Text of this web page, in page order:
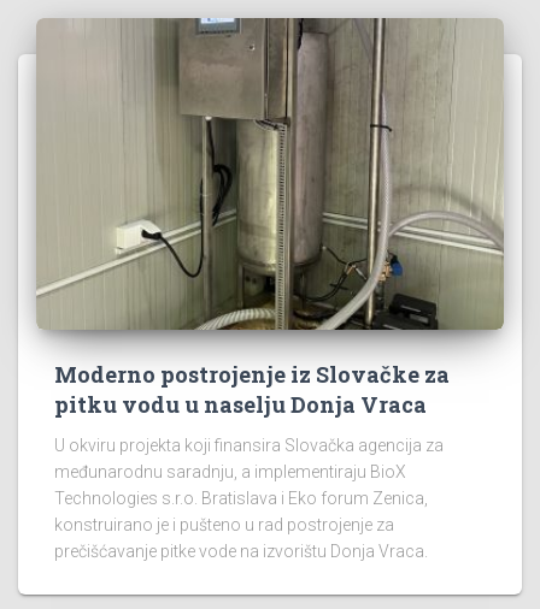
Moderno postrojenje iz Slovačke za
pitku vodu u naselju Donja Vraca
U okviru projekta koji finansira Slovačka agencija za
međunarodnu saradnju, a implementiraju BioX
Technologies s.r.o. Bratislava i Eko forum Zenica,
konstruirano je i pušteno u rad postrojenje za
prečišćavanje pitke vode na izvorištu Donja Vraca.